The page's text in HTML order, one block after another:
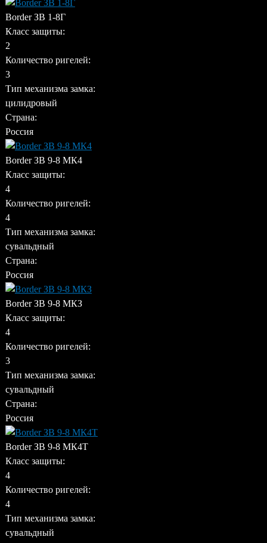
Border ЗВ 1-8Г
Класс защиты:
2
Количество ригелей:
3
Тип механизма замка:
цилидровый
Страна:
Россия
Border ЗВ 9-8 МК4
Класс защиты:
4
Количество ригелей:
4
Тип механизма замка:
сувальдный
Страна:
Россия
Border ЗВ 9-8 МКЗ
Класс защиты:
4
Количество ригелей:
3
Тип механизма замка:
сувальдный
Страна:
Россия
Border ЗВ 9-8 МК4Т
Класс защиты:
4
Количество ригелей:
4
Тип механизма замка:
сувальдный